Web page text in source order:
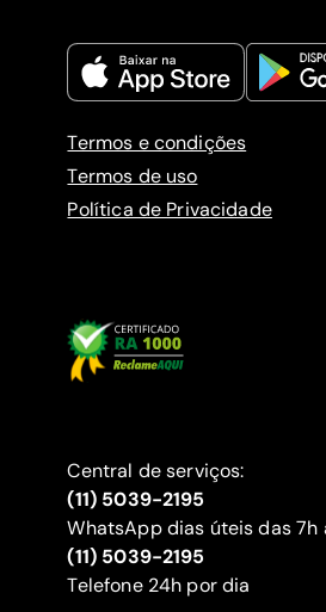
Termos e condições
Termos de uso
Política de Privacidade
Central de serviços:
(11) 5039-2195
WhatsApp dias úteis das 7h
(11) 5039-2195
‍Telefone 24h por dia